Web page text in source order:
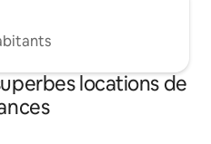
locations de